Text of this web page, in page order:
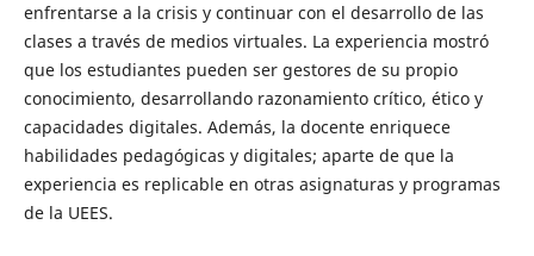
enfrentarse a la crisis y continuar con el desarrollo de las
clases a través de medios virtuales. La experiencia mostró
que los estudiantes pueden ser gestores de su propio
conocimiento, desarrollando razonamiento crítico, ético y
capacidades digitales. Además, la docente enriquece
habilidades pedagógicas y digitales; aparte de que la
experiencia es replicable en otras asignaturas y programas
de la UEES.